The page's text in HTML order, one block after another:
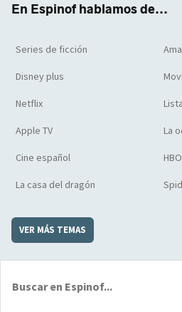
En Espinof hablamos de...
Series de ficción
Disney plus
Netflix
Apple TV La
Cine español
La casa del dragón
VER MÁS TEMAS